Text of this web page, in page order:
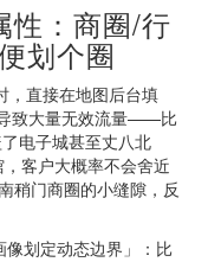
性：商圈/行
划个圈
，直接在地图后台填
致大量无效流量——比
电子城甚至丈八北
客户大概率不会舍近
稍门商圈的小缝隙，反
划定动态边界」：比